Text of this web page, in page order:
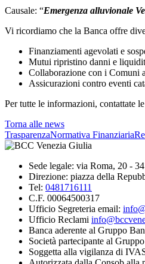
Causale: “Emergenza alluvionale
Vi ricordiamo che la Banca offre
Finanziamenti agevolati e
Mutui ripristino danni e
Collaborazione con i Comuni
Assicurazioni contro eventi
Per tutte le informazioni, contattate le
Torna alle news
TrasparenzaNormativa Finanziaria
Sede legale: via Roma, 20 -
Direzione: piazza della
Tel: 0481716111
C.F. 00064500317
Ufficio Segreteria email:
Ufficio Reclami
Banca aderente al Gruppo
Società partecipante al
Soggetta alla vigilanza di